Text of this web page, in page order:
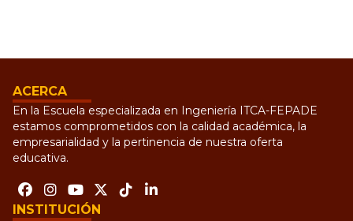
ACERCA
En la Escuela especializada en Ingeniería ITCA-FEPADE
estamos comprometidos con la calidad académica, la
empresarialidad y la pertinencia de nuestra oferta
educativa.
INSTITUCIÓN